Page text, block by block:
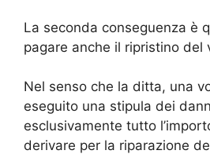
La seconda conseguenza è
pagare anche il ripristino del
Nel senso che la ditta, una
eseguito una stipula dei
esclusivamente tutto
derivare per la riparazione